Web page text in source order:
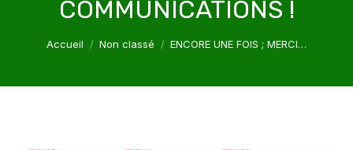
COMMUNICATIONS !
Vous êtes ici :
Accueil Non classé ENCORE UNE FOIS ; MERCI…